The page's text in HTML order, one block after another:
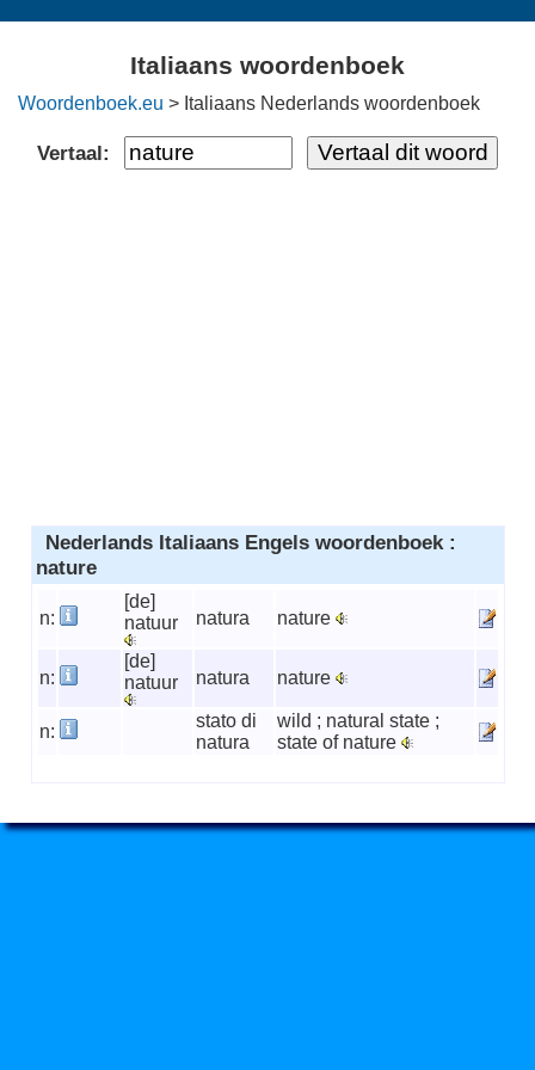
Italiaans woordenboek
Woordenboek.eu > Italiaans Nederlands woordenboek
Vertaal:
Nederlands Italiaans Engels woordenboek :
nature
n:
[de]
natuur
natura nature
n:
[de]
natuur
natura nature
n:
stato di
natura
wild ; natural state ;
state of nature